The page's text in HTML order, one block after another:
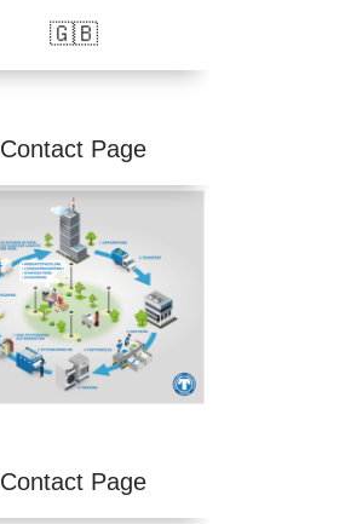
🇬🇧
Contact Page
Contact Page